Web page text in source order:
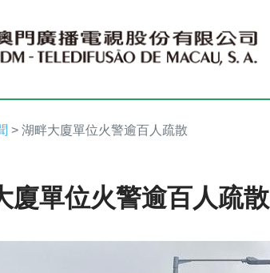
> 湖畔大廈單位火警逾百人疏散
廈單位火警逾百人疏散